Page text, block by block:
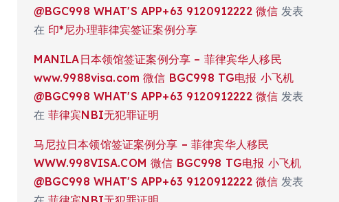
@BGC998 WHAT'S APP+63 9120912222 微信 发表
在 印*尼办理菲律宾签证案例分享
MANILA日本领馆签证案例分享 – 菲律宾华人移民
www.9988visa.com 微信 BGC998 TG电报 小飞机
@BGC998 WHAT'S APP+63 9120912222 微信 发表
在 菲律宾NBI无犯罪证明
马尼拉日本领馆签证案例分享 – 菲律宾华人移民
WWW.998VISA.COM 微信 BGC998 TG电报 小飞机
@BGC998 WHAT'S APP+63 9120912222 微信 发表